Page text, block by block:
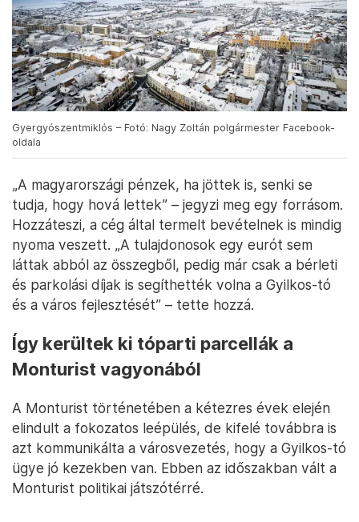
Gyergyószentmiklós – Fotó: Nagy Zoltán polgármester Facebook-
oldala
„A magyarországi pénzek, ha jöttek is, senki se
tudja, hogy hová lettek” – jegyzi meg egy forrásom.
Hozzáteszi, a cég által termelt bevételnek is mindig
nyoma veszett. „A tulajdonosok egy eurót sem
láttak abból az összegből, pedig már csak a bérleti
és parkolási díjak is segíthették volna a Gyilkos-tó
és a város fejlesztését” – tette hozzá.
Így kerültek ki tóparti parcellák a
Monturist vagyonából
A Monturist történetében a kétezres évek elején
elindult a fokozatos leépülés, de kifelé továbbra is
azt kommunikálta a városvezetés, hogy a Gyilkos-tó
ügye jó kezekben van. Ebben az időszakban vált a
Monturist politikai játszótérré.